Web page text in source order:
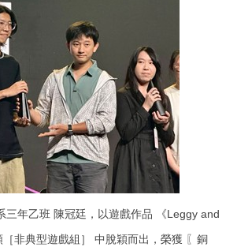
三年乙班 陳冠廷，以遊戲作品 《Leggy and
非典型遊戲組］ 中脫穎而出，榮獲 〖銅